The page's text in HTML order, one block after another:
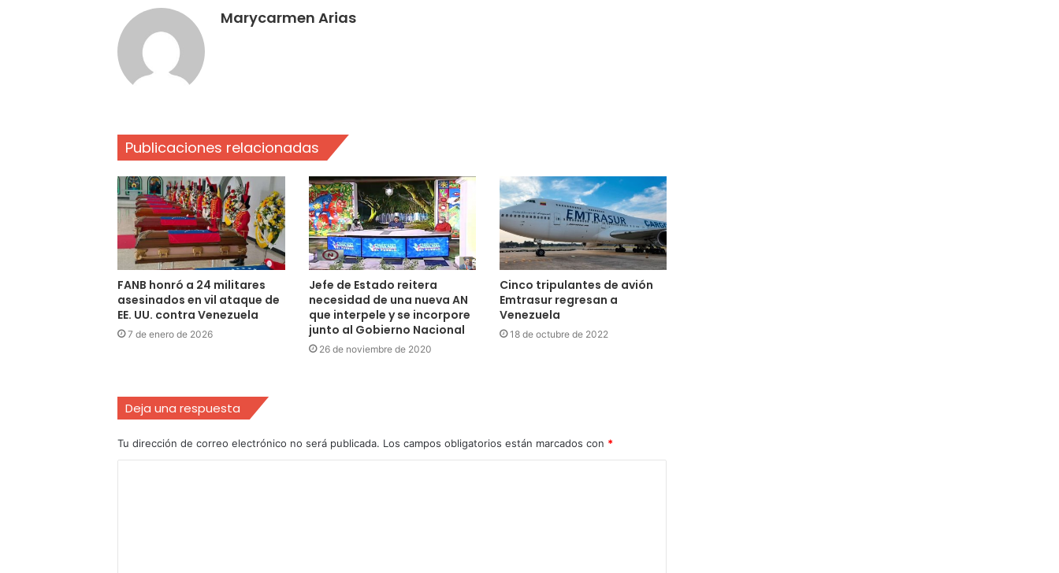
Marycarmen Arias
Publicaciones relacionadas
FANB honró a 24 militares
asesinados en vil ataque de
EE. UU. contra Venezuela
7 de enero de 2026
Jefe de Estado reitera
necesidad de una nueva AN
que interpele y se incorpore
junto al Gobierno Nacional
26 de noviembre de 2020
Cinco tripulantes de avión
Emtrasur regresan a
Venezuela
18 de octubre de 2022
Deja una respuesta
Tu dirección de correo electrónico no será publicada. Los campos obligatorios están marcados con *